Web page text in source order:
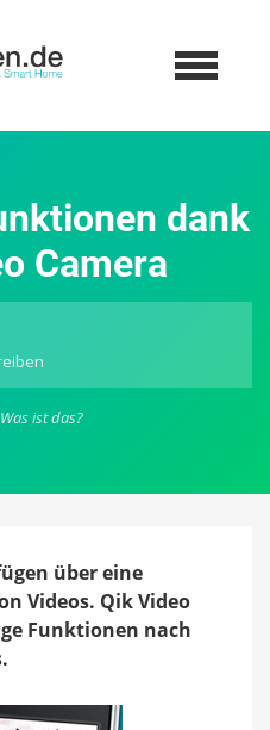
dank
Camera
Neue
Video-
Funktionen
Qik
Was ist das?
über eine
Videos. Qik Video
Funktionen nach